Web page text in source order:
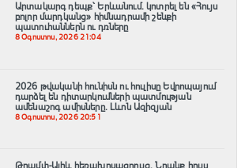
Արտակարգ դեպք՝ Երևանում․ կոտրել են «Հույս
բոլոր մարդկանց» հիմնադրամի շենքի
պատուհաններն ու դռները
8 Օգոստոս, 2026 21:04
2026 թվականի հունիսն ու հուլիսը Եվրոպայում
դարձել են դիտարկումների պատմության
ամենաշոգ ամիսները․ Լևոն Ազիզյան
8 Օգոստոս, 2026 20:51